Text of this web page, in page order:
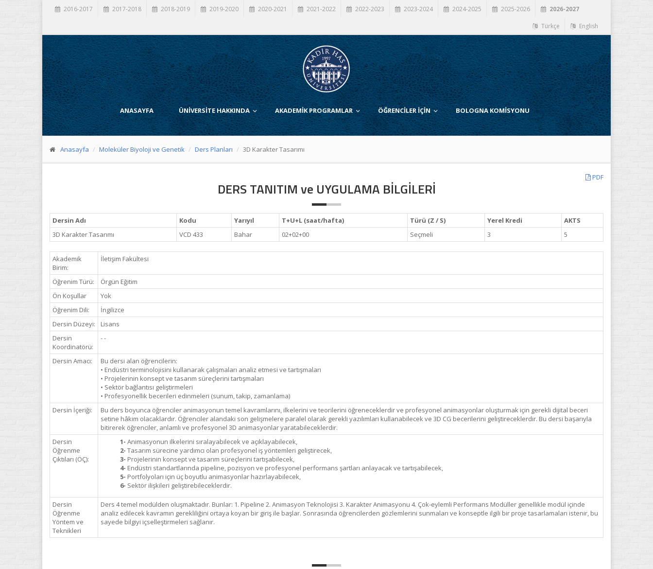
2016-2017 2017-2018 2018-2019 2019-2020 2020-2021 2021-2022 2022-2023 2023-2024 2024-2025 2025-2026 2026-2027
Türkçe English
ANASAYFA ÜNİVERSİTE HAKKINDA AKADEMİK PROGRAMLAR ÖĞRENCİLER İÇİN BOLOGNA KOMİSYONU
Anasayfa Moleküler Biyoloji ve Genetik Ders Planları 3D Karakter Tasarımı
PDF
DERS TANITIM ve UYGULAMA BİLGİLERİ
Dersin Adı Kodu Yarıyıl T+U+L (saat/hafta) Türü (Z / S) Yerel Kredi
AKTS
3D Karakter Tasarımı
VCD 433 Bahar 02+02+00 Seçmeli 3 5
Akademik
Birim:
İletişim Fakültesi
Öğrenim Türü:
Örgün Eğitim
Ön Koşullar
Yok
Öğrenim Dili:
İngilizce
Dersin Düzeyi:
Lisans
Dersin
Koordinatörü:
- -
Dersin Amacı:
Bu dersi alan öğrencilerin:
• Endüstri terminolojisini kullanarak çalışmaları analiz etmesi ve tartışmaları
• Projelerinin konsept ve tasarım süreçlerini tartışmaları
• Sektör bağlantısı geliştirmeleri
• Profesyonellik becerileri edinmeleri (sunum, takip, zamanlama)
Dersin İçeriği:
Bu ders boyunca öğrenciler animasyonun temel kavramlarını, ilkelerini ve teorilerini öğreneceklerdir ve profesyonel animasyonlar oluşturmak için gerekli dijital beceri
setine hâkim olacaklardır. Öğrenciler alandaki son gelişmelere paralel olarak gerekli yazılımları kullanabilecek ve 3D CG becerilerini geliştireceklerdir. Bu dersi başarıyla
bitirerek öğrenciler, anlamlı ve profesyonel 3D animasyonlar yaratabileceklerdir.
Dersin
Öğrenme
Çıktıları (ÖÇ):
1- Animasyonun ilkelerini sıralayabilecek ve açıklayabilecek,
2- Tasarım sürecine yardımcı olan profesyonel iş yöntemleri geliştirecek,
3- Projelerinin konsept ve tasarım süreçlerini tartışabilecek,
4- Endüstri standartlarında pipeline, pozisyon ve profesyonel performans şartları anlayacak ve tartışabilecek,
5- Portfolyoları için üç boyutlu animasyonlar hazırlayabilecek,
6- Sektör ilişkileri geliştirebileceklerdir.
Dersin
Öğrenme
Yöntem ve
Teknikleri
Ders 4 temel modülden oluşmaktadır. Bunlar: 1. Pipeline 2. Animasyon Teknolojisi 3. Karakter Animasyonu 4. Çok-eylemli Performans Modüller genellikle modül içinde
analiz edilecek kavramın gerekliliğini ortaya koyan bir giriş ile başlar. Sonrasında öğrencilerden gözlemlerini sunmaları ve konseptle ilgili bir proje tasarlamaları istenir, bu
sayede bilgiyi içselleştirmeleri sağlanır.